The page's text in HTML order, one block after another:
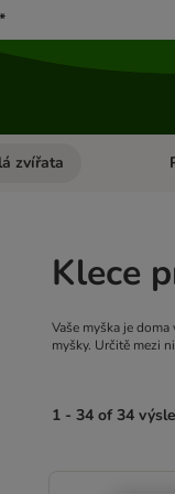
menu: Kočky
zvířata
Klece
Vaše myška je
myšky. Určitě mezi
1 - 34 of 34